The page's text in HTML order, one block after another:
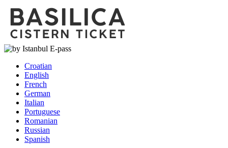
Croatian
English
French
German
Italian
Portuguese
Romanian
Russian
Spanish